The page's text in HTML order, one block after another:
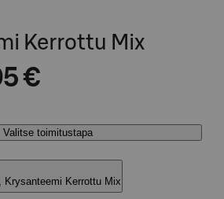
Kerrottu Mix
€
Valitse toimitustapa
Krysanteemi Kerrottu Mix